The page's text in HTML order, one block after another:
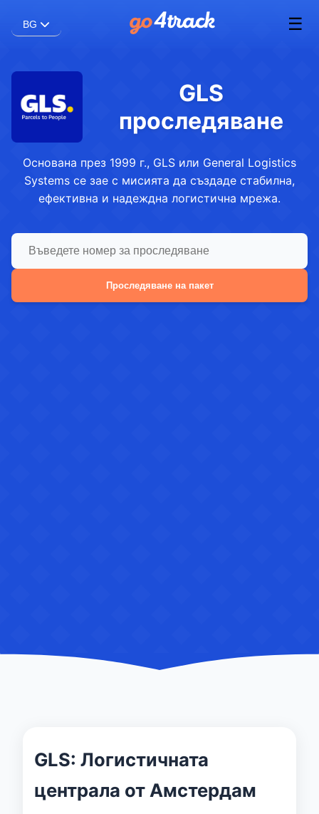
BG ☰
GLS
проследяване
Основана през 1999 г., GLS или General Logistics
Systems се зае с мисията да създаде стабилна,
ефективна и надеждна логистична мрежа.
Проследяване на пакет
GLS: Логистичната
централа от Амстердам